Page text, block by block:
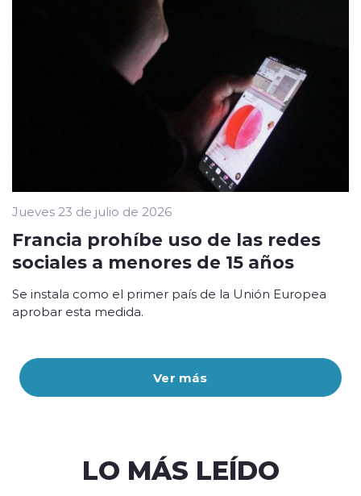
Ver más
Jueves 23 de julio de 2026
Francia prohíbe uso de las redes
sociales a menores de 15 años
Se instala como el primer país de la Unión Europea
aprobar esta medida.
LO MÁS LEÍDO